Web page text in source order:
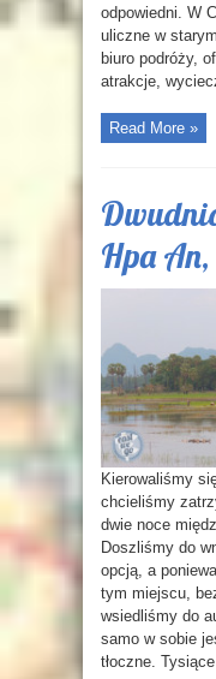
odpowiedni. W
uliczne w
biuro podróży,
atrakcje,
Read More »
Hpa
Kierowaliśmy
chcieliśmy
dwie noce
Doszliśmy do
opcją, a
tym miejscu,
wsiedliśmy do
samo w sobie
tłoczne.